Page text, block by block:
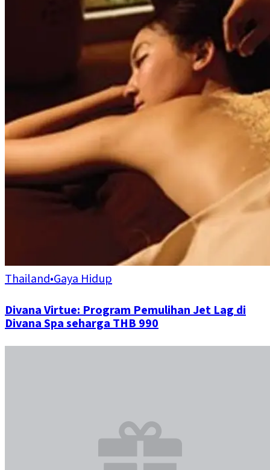
Thailand•Gaya Hidup
Divana Virtue: Program Pemulihan Jet Lag di
Divana Spa seharga THB 990